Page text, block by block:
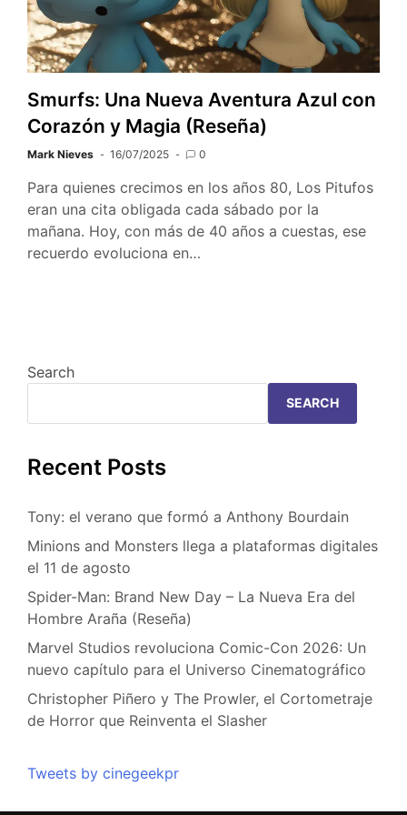
Smurfs: Una Nueva Aventura Azul con
Corazón y Magia (Reseña)
Mark Nieves 16/07/2025 0
Para quienes crecimos en los años 80, Los Pitufos
eran una cita obligada cada sábado por la
mañana. Hoy, con más de 40 años a cuestas, ese
recuerdo evoluciona en…
Search
SEARCH
Recent Posts
Tony: el verano que formó a Anthony Bourdain
Minions and Monsters llega a plataformas digitales
el 11 de agosto
Spider-Man: Brand New Day – La Nueva Era del
Hombre Araña (Reseña)
Marvel Studios revoluciona Comic-Con 2026: Un
nuevo capítulo para el Universo Cinematográfico
Christopher Piñero y The Prowler, el Cortometraje
de Horror que Reinventa el Slasher
Tweets by cinegeekpr